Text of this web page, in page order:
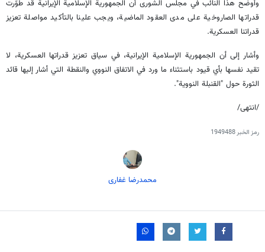
وأوضح هذا النائب في مجلس الشورى أن الجمهورية الإسلامية الإيرانية قد طوّرت
قدراتها الصاروخية على مدى العقود الماضية، ويجب علينا بالتأكيد مواصلة تعزيز
قدراتنا العسكرية.
وأشار إلى أن الجمهورية الإسلامية الإيرانية، في سياق تعزيز قدراتها العسكرية، لا
تقيد نفسها بأي قيود باستثناء ما ورد في الاتفاق النووي والنقطة التي أشار إليها قائد
الثورة حول "القنبلة النووية".
/انتهى/
رمز الخبر1949488
محمدرضا غفاری